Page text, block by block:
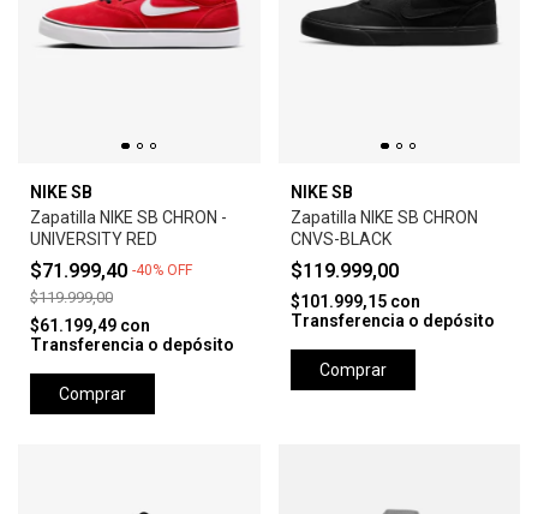
NIKE SB
Zapatilla NIKE SB CHRON -
UNIVERSITY RED
$71.999,40 -40% OFF
$119.999,00
$61.199,49 con
Transferencia o depósito
Comprar
NIKE SB
Zapatilla NIKE SB CHRON
CNVS-BLACK
$119.999,00
$101.999,15 con
Transferencia o depósito
Comprar